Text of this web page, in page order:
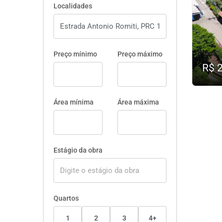
Localidades
Preço mínimo Preço máximo
Área mínima Área máxima
Estágio da obra
Quartos
1 2 3 4+
R$